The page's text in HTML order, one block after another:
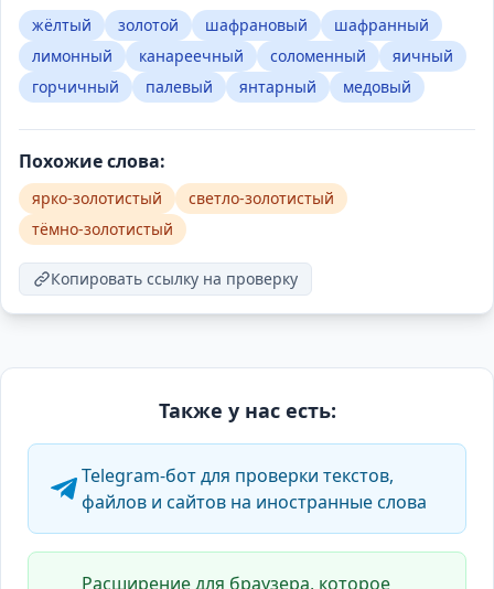
жёлтый золотой шафрановый
шафранный
лимонный
канареечный соломенный
яичный
горчичный
палевый янтарный медовый
Похожие слова:
ярко-золотистый
светло-золотистый
тёмно-золотистый
Копировать ссылку на проверку
Также у нас есть:
Telegram-бот для проверки текстов,
файлов и сайтов на иностранные слова
Расширение для браузера, которое